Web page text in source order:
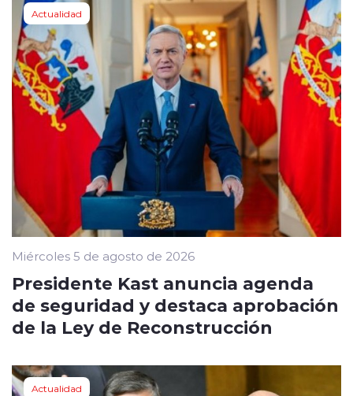
Actualidad
Miércoles 5 de agosto de 2026
Presidente Kast anuncia agenda
de seguridad y destaca aprobación
de la Ley de Reconstrucción
Actualidad